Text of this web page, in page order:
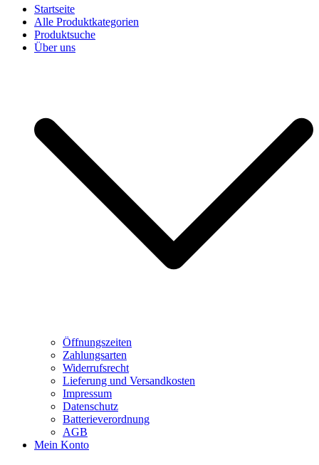
Startseite
Alle Produktkategorien
Produktsuche
Über uns
Öffnungszeiten
Zahlungsarten
Widerrufsrecht
Lieferung und Versandkosten
Impressum
Datenschutz
Batterieverordnung
AGB
Mein Konto